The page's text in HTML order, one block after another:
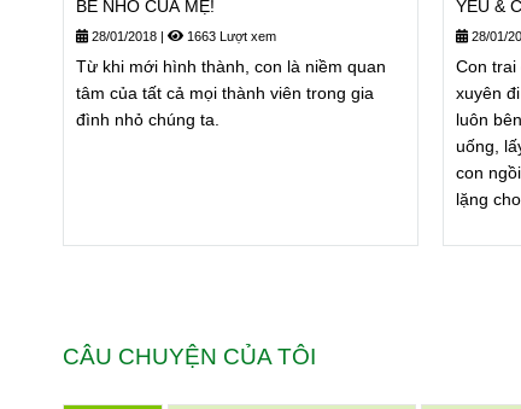
BÉ NHỎ CỦA MẸ!
28/01/2018 | 1663 Lượt xem
Từ khi mới hình thành, con là niềm quan
tâm của tất cả mọi thành viên trong gia
đình nhỏ chúng ta.
YÊU &
28/01/
Con trai
xuyên
luôn
uống,
con
lặng
CÂU CHUYỆN CỦA TÔI